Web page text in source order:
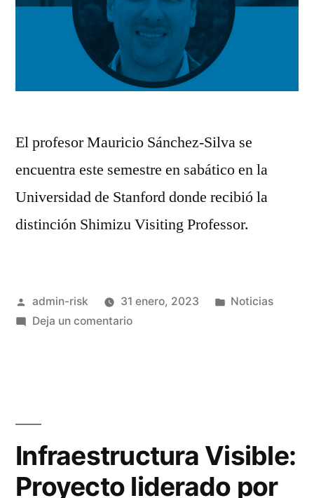
El profesor Mauricio Sánchez-Silva se
encuentra este semestre en sabático en la
Universidad de Stanford donde recibió la
distinción Shimizu Visiting Professor.
admin-risk 31 enero, 2023
Noticias
Deja un comentario
Infraestructura Visible:
Proyecto liderado por